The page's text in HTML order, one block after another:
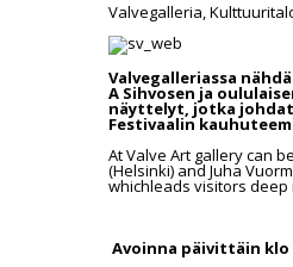
Valvegalleria,
Valvegalleriassa
A Sihvosen ja
näyttelyt, jotka
Festivaalin
At Valve Art gallerycan
(Helsinki) and Juha
whichleads visitors deep
Avoinna päivittäin klo